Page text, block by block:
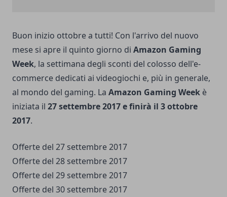
Buon inizio ottobre a tutti! Con l'arrivo del nuovo
mese si apre il quinto giorno di Amazon Gaming
Week, la settimana degli sconti del colosso dell'e-
commerce dedicati ai videogiochi e, più in generale,
al mondo del gaming. La Amazon Gaming Week è
iniziata il 27 settembre 2017 e finirà il 3 ottobre
2017.
Offerte del 27 settembre 2017
Offerte del 28 settembre 2017
Offerte del 29 settembre 2017
Offerte del 30 settembre 2017